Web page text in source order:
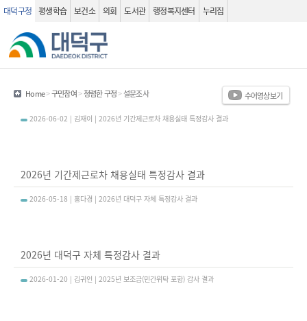
대덕구청 평생학습 보건소 의회 도서관 행정복지센터 누리집
Home>구민참여>청렴한 구정>설문조사 수어영상보기
2026-06-02 | 김재이 | 2026년 기간제근로차 채용실태 특정감사 결과
2026년 기간제근로차 채용실태 특정감사 결과
2026-05-18 | 홍다경 | 2026년 대덕구 자체 특정감사 결과
2026년 대덕구 자체 특정감사 결과
2026-01-20 | 김귀인 | 2025년 보조금(민간위탁 포함) 감사 결과